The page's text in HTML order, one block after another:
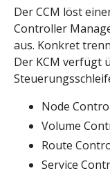
Der CCM löst
Controller
aus. Konkret
Der KCM verfügt
Node
Volume
Route
Service